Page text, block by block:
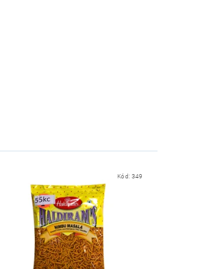
Kód: 349